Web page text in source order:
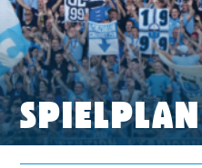
1. MANNSCHAFT
FRAUEN
CAMPUS
CLUB
SPIELPLAN